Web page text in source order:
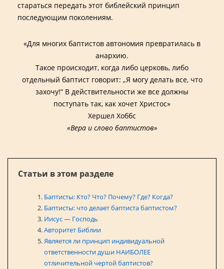
стараться передать этот библейский принцип
последующим поколениям.
«Для многих баптистов автономия превратилась в
анархию.
Такое происходит, когда либо церковь, либо
отдельный баптист говорит: „Я могу делать все, что
захочу!“ В действительности же все должны
поступать так, как хочет Христос»
Хершел Хоббс
«Вера и слово баптистов»
Статьи в этом разделе
Баптисты: Кто? Что? Почему? Где? Когда?
Баптисты: что делает баптиста баптистом?
Иисус — Господь
Авторитет Библии
Является ли принцип индивидуальной
ответственности души НАИБОЛЕЕ
отличительной чертой баптистов?